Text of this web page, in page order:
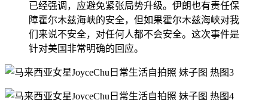
已经强调，应避免紧张局势升级。伊朗也有责任保
障霍尔木兹海峡的安全，但如果霍尔木兹海峡对我
们来说不安全，对任何人都不会安全。这次事件是
针对美国非常明确的回应。